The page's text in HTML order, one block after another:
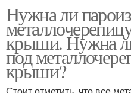
Нужна ли
крыши. Нужна
под
крыши?